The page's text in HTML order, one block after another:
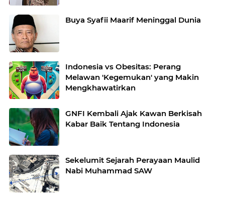
Buya Syafii Maarif Meninggal Dunia
Indonesia vs Obesitas: Perang
Melawan 'Kegemukan' yang Makin
Mengkhawatirkan
GNFI Kembali Ajak Kawan Berkisah
Kabar Baik Tentang Indonesia
Sekelumit Sejarah Perayaan Maulid
Nabi Muhammad SAW